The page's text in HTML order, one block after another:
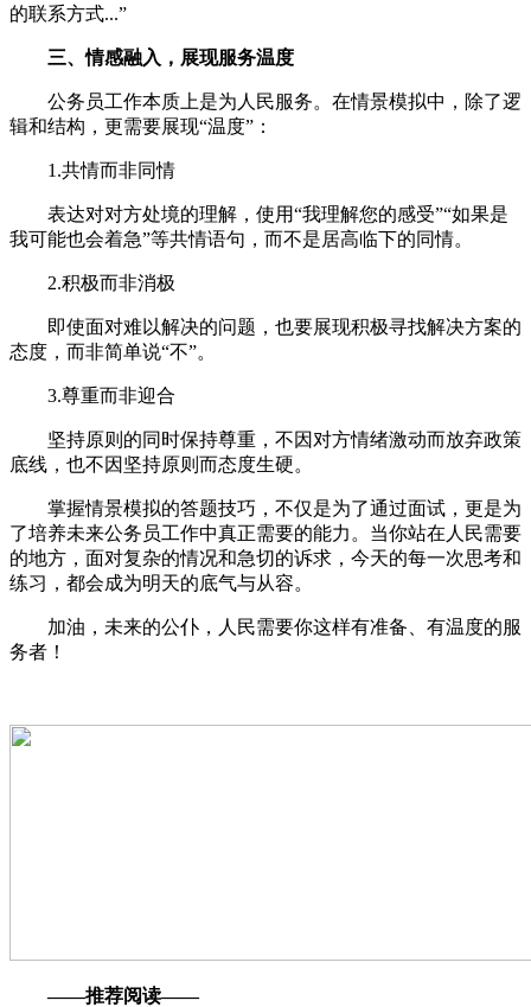
的联系方式...”
三、情感融入，展现服务温度
公务员工作本质上是为人民服务。在情景模拟中，除了逻
辑和结构，更需要展现“温度”：
1.共情而非同情
表达对对方处境的理解，使用“我理解您的感受”“如果是
我可能也会着急”等共情语句，而不是居高临下的同情。
2.积极而非消极
即使面对难以解决的问题，也要展现积极寻找解决方案的
态度，而非简单说“不”。
3.尊重而非迎合
坚持原则的同时保持尊重，不因对方情绪激动而放弃政策
底线，也不因坚持原则而态度生硬。
掌握情景模拟的答题技巧，不仅是为了通过面试，更是为
了培养未来公务员工作中真正需要的能力。当你站在人民需要
的地方，面对复杂的情况和急切的诉求，今天的每一次思考和
练习，都会成为明天的底气与从容。
加油，未来的公仆，人民需要你这样有准备、有温度的服
务者！
——推荐阅读——